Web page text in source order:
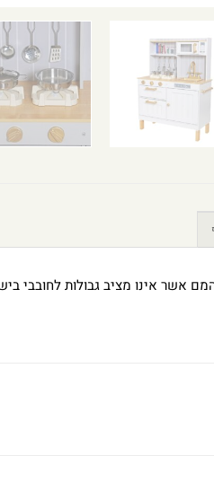
אשר אינו מציב גבולות לחובבי